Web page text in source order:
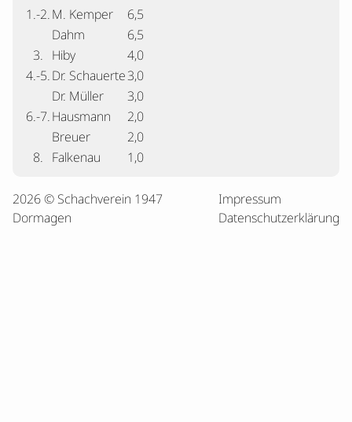
Termine
Verschiedenes
Kontakt
1.-2.M. Kemper
6,5
Dahm
6,5
3. Hiby
4,0
4.-5.Dr. Schauerte3,0
Dr. Müller
3,0
6.-7.Hausmann
2,0
Breuer
2,0
8. Falkenau 1,0
2026 © Schachverein 1947
Dormagen
Impressum
Datenschutzerklärung